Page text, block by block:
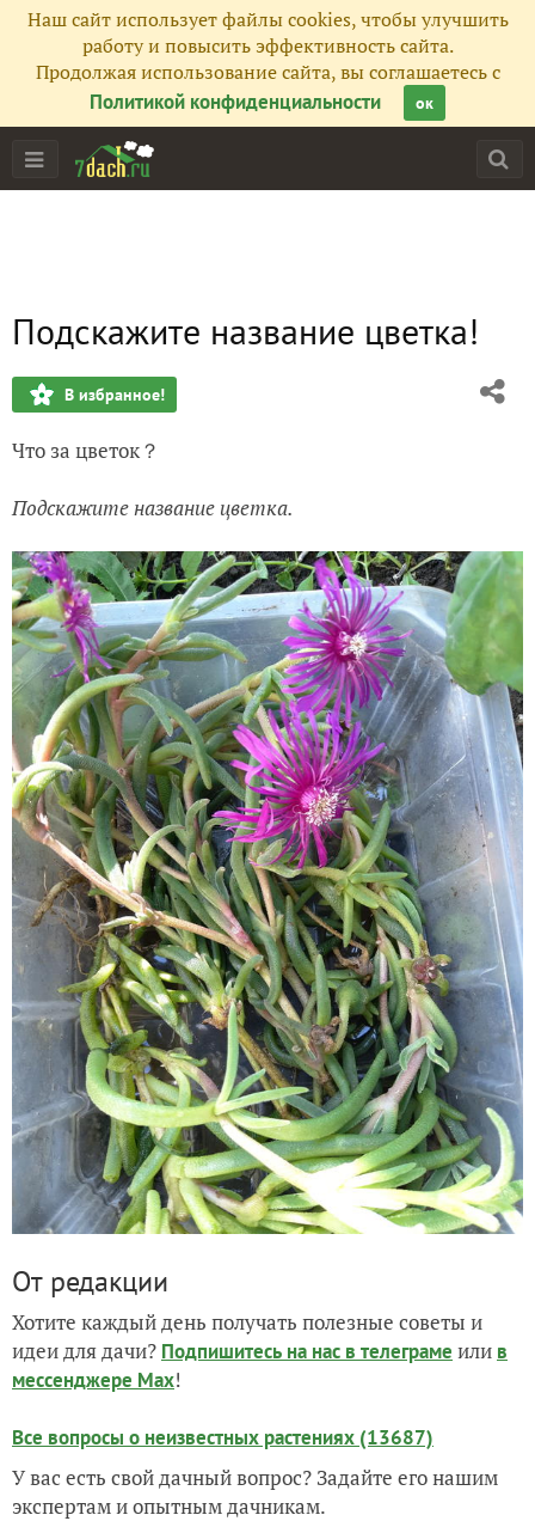
Наш сайт использует файлы cookies, чтобы улучшить
работу и повысить эффективность сайта.
Продолжая использование сайта, вы соглашаетесь с
Политикой конфиденциальности
ок
Подскажите название цветка!
В избранное!
Что за цветок？
Подскажите название цветка.
От редакции
Хотите каждый день получать полезные советы и
идеи для дачи? Подпишитесь на нас в телеграме или в
мессенджере Max!
Все вопросы о неизвестных растениях (13687)
У вас есть свой дачный вопрос? Задайте его нашим
экспертам и опытным дачникам.